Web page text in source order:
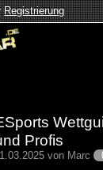
Registrierung
Profis
von Marc